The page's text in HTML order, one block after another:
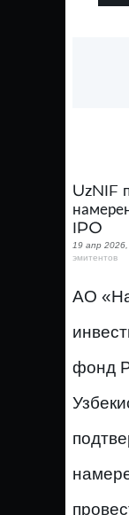
UzNIF
IPO
19 апр 2026,
эмитентов
АО
фонд